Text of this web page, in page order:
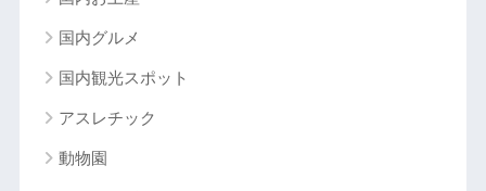
国内グルメ
国内観光スポット
アスレチック
動物園